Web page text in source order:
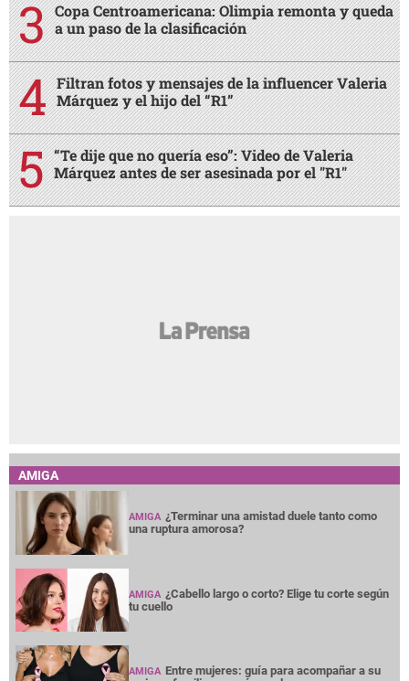
Copa Centroamericana: Olimpia remonta y queda
a un paso de la clasificación
Filtran fotos y mensajes de la influencer Valeria
Márquez y el hijo del “R1”
“Te dije que no quería eso”: Video de Valeria
Márquez antes de ser asesinada por el "R1"
AMIGA
AMIGA ¿Terminar una amistad duele tanto como
una ruptura amorosa?
AMIGA ¿Cabello largo o corto? Elige tu corte según
tu cuello
AMIGA Entre mujeres: guía para acompañar a su